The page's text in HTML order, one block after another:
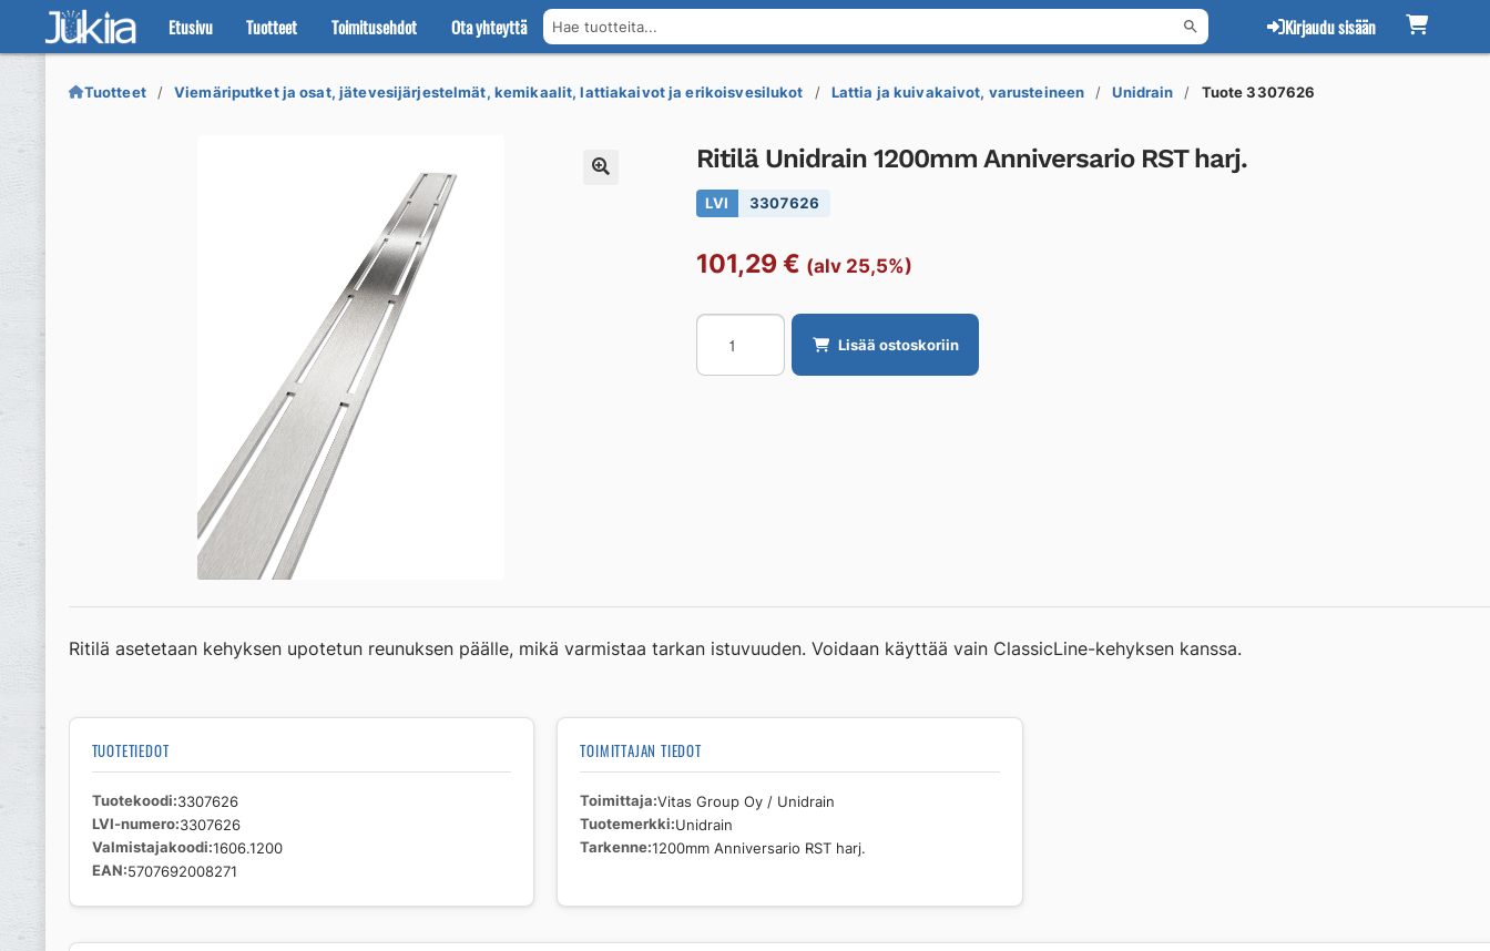
Etusivu Tuotteet Toimitusehdot Ota yhteyttä Hae tuotteita... Kirjaudu sisään
Siirry
navigointiin
Siirry
sisältöön
Tuotteet Viemäriputket ja osat, jätevesijärjestelmät, kemikaalit, lattiakaivot ja erikoisvesilukot Lattia ja kuivakaivot, varusteineen Unidrain Tuote 3307626
Ritilä Unidrain 1200mm Anniversario RST harj.
LVI 3307626
101,29 € (alv 25,5%)
Ritilä
Unidrain
1200mm
Lisää ostoskoriin
Ritilä asetetaan kehyksen upotetun reunuksen päälle, mikä varmistaa tarkan istuvuuden. Voidaan käyttää vain ClassicLine-kehyksen kanssa.
TUOTETIEDOT
Tuotekoodi 3307626
LVI-numero 3307626
Valmistajakoodi 1606.1200
EAN 5707692008271
TOIMITTAJAN TIEDOT
Toimittaja Vitas Group Oy / Unidrain
Tuotemerkki Unidrain
Tarkenne 1200mm Anniversario RST harj.